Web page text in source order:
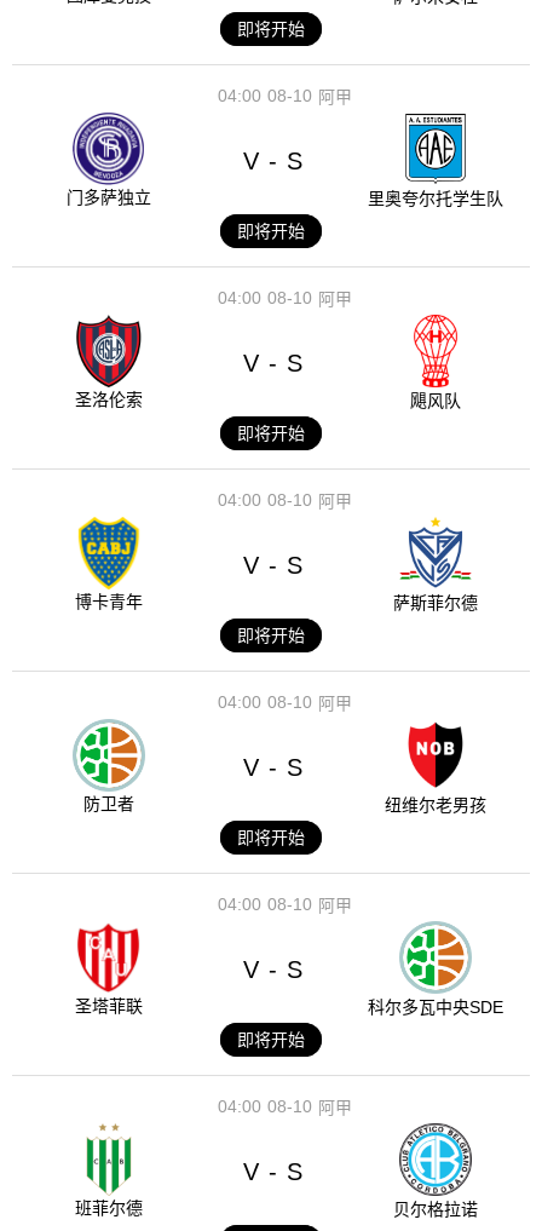
即将开始
08-10
04:00 阿甲
门多萨独立
V - S
里奥夸尔托学生队
即将开始
08-10
04:00 阿甲
圣洛伦索
V - S
飓风队
即将开始
08-10
04:00 阿甲
博卡青年
V - S
萨斯菲尔德
即将开始
08-10
04:00 阿甲
防卫者
V - S
纽维尔老男孩
即将开始
08-10
04:00 阿甲
圣塔菲联
V - S
科尔多瓦中央SDE
即将开始
08-10
04:00 阿甲
班菲尔德
V - S
贝尔格拉诺